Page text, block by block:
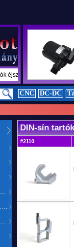
CNC DC-DC
DIN-sín
#2110